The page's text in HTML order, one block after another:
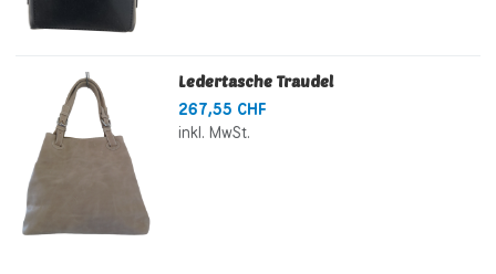
Ledertasche Traudel
267,55 CHF
inkl. MwSt.